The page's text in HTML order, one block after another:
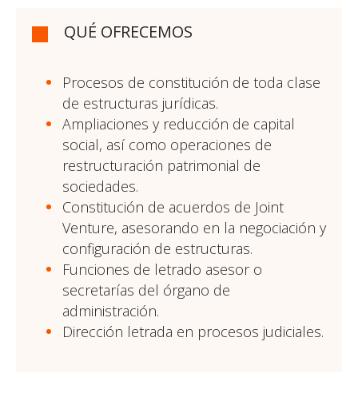
QUÉ OFRECEMOS
Procesos de constitución de toda clase
de estructuras jurídicas.
Ampliaciones y reducción de capital
social, así como operaciones de
restructuración patrimonial de
sociedades.
Constitución de acuerdos de Joint
Venture, asesorando en la negociación y
configuración de estructuras.
Funciones de letrado asesor o
secretarías del órgano de
administración.
Dirección letrada en procesos judiciales.